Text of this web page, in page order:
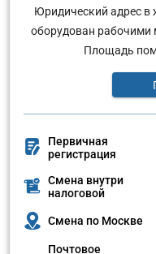
Юридический адрес
оборудован рабочими
Площадь
Первичная
регистрация
Смена внутри
налоговой
Смена по Москве
Почтовое